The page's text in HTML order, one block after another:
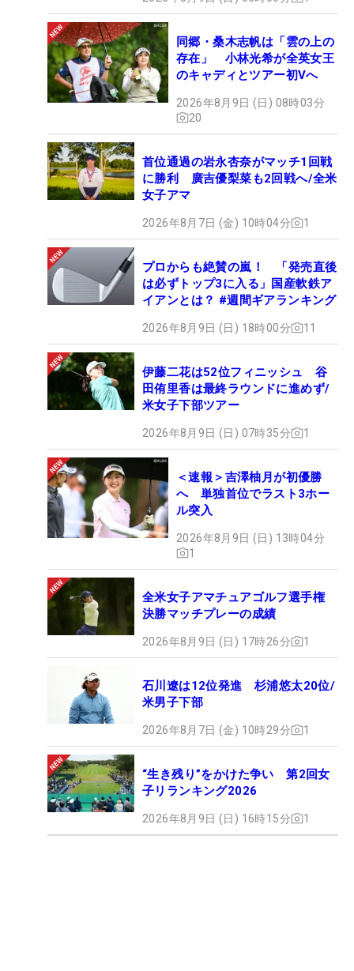
同郷・桑木志帆は「雲の上の
存在」 小林光希が全英女王
のキャディとツアー初Vへ
2026年8月9日 (日) 08時03分
20
首位通過の岩永杏奈がマッチ1回戦
に勝利 廣吉優梨菜も2回戦へ/全米
女子アマ
2026年8月7日 (金) 10時04分 1
プロからも絶賛の嵐！ 「発売直後
は必ずトップ3に入る」国産軟鉄ア
イアンとは？ #週間ギアランキング
2026年8月9日 (日) 18時00分 11
伊藤二花は52位フィニッシュ 谷
田侑里香は最終ラウンドに進めず/
米女子下部ツアー
2026年8月9日 (日) 07時35分 1
＜速報＞吉澤柚月が初優勝
へ 単独首位でラスト3ホー
ル突入
2026年8月9日 (日) 13時04分
1
全米女子アマチュアゴルフ選手権
決勝マッチプレーの成績
2026年8月9日 (日) 17時26分 1
石川遼は12位発進 杉浦悠太20位/
米男子下部
2026年8月7日 (金) 10時29分 1
“生き残り”をかけた争い 第2回女
子リランキング2026
2026年8月9日 (日) 16時15分 1